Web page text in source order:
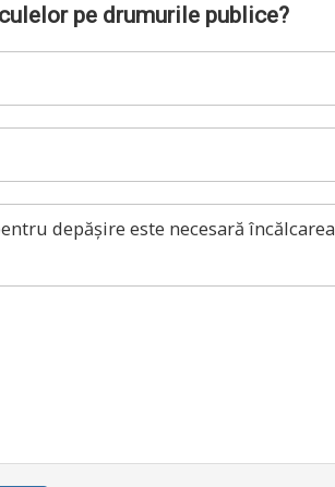
pe drumurile publice?
depășire este necesară încălcarea